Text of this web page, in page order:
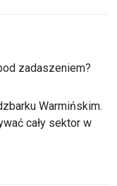
zadaszeniem?
Warmińskim.
cały sektor w